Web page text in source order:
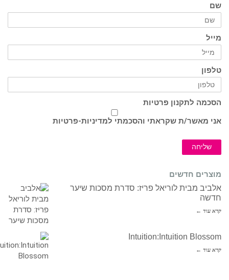
שם
מייל
טלפון
הסכמה לתקנון פרטיות
אני מאשר/ת שקראתי והסכמתי למדיניות-פרטיות
שליחה
מוצרים חדשים
אלביב מבית לוריאל פריז: סדרת מסכות שיער
חדשה
קרא עוד ←
Intuition:Intuition Blossom
קרא עוד ←